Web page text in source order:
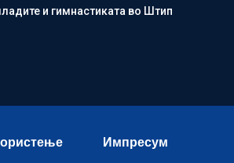
и гимнастиката во Штип
Импресум